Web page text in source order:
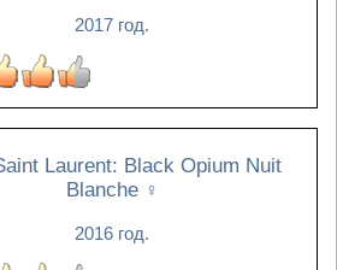
2017 год.
Laurent: Black Opium Nuit
Blanche ♀
2016 год.